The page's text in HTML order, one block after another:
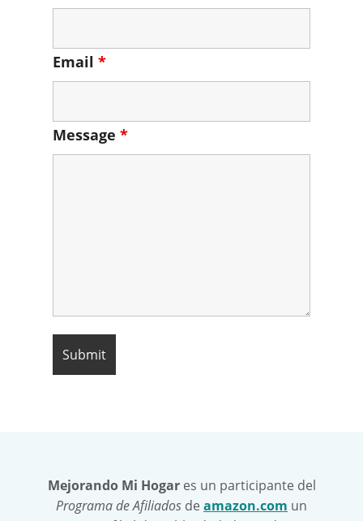
Email *
Message *
Mejorando Mi Hogares un participante del
Programa de Afiliados de amazon.com un